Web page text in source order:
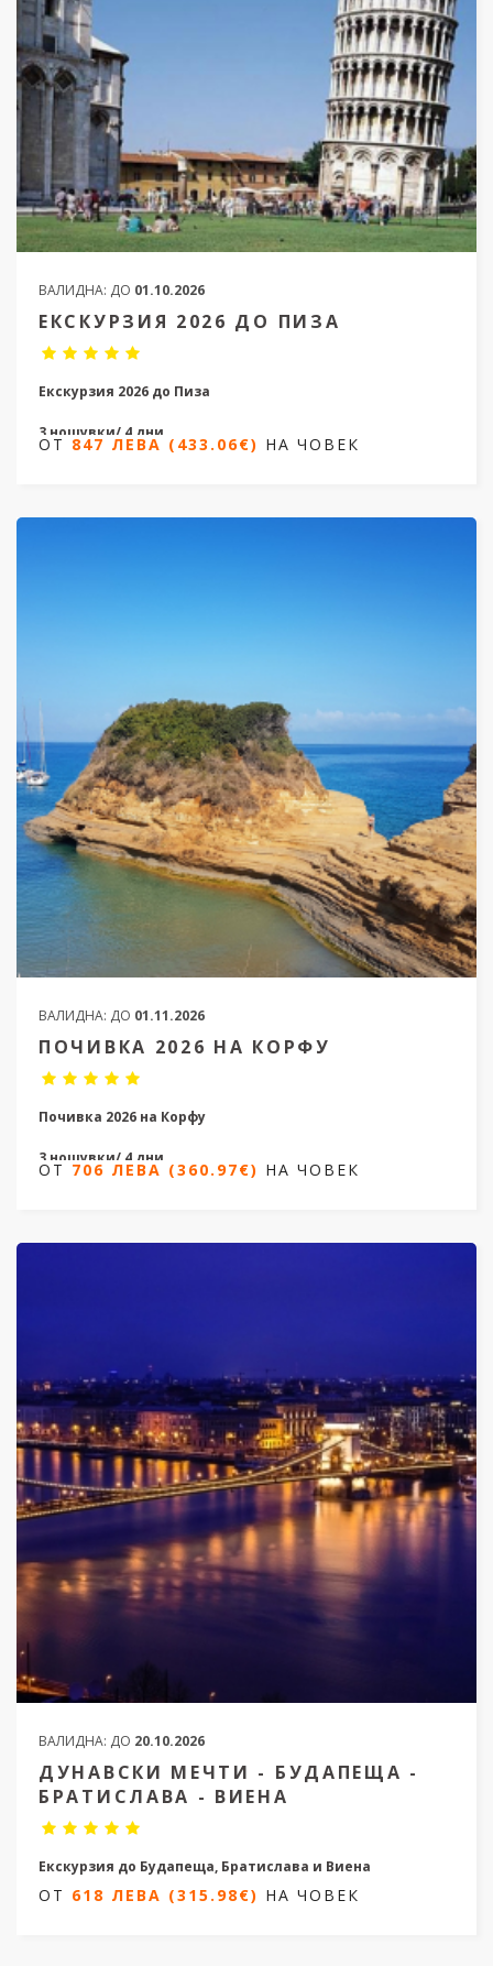
ВАЛИДНА: ДО 01.10.2026
ЕКСКУРЗИЯ 2026 ДО ПИЗА
Екскурзия 2026 до Пиза
3 нощувки/ 4 дни
ОТ 847 ЛЕВА (433.06€) НА ЧОВЕК
ВАЛИДНА: ДО 01.11.2026
ПОЧИВКА 2026 НА КОРФУ
Почивка 2026 на Корфу
3 нощувки/ 4 дни
ОТ 706 ЛЕВА (360.97€) НА ЧОВЕК
ВАЛИДНА: ДО 20.10.2026
ДУНАВСКИ МЕЧТИ - БУДАПЕЩА -
БРАТИСЛАВА - ВИЕНА
Екскурзия до Будапеща, Братислава и Виена
3 нощувки/ 5 дни
ОТ 618 ЛЕВА (315.98€) НА ЧОВЕК